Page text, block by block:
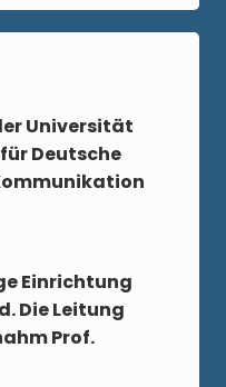
Universität
Deutsche
Einrichtung
Die Leitung
Prof.